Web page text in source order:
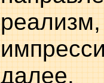
реализм,
далее.